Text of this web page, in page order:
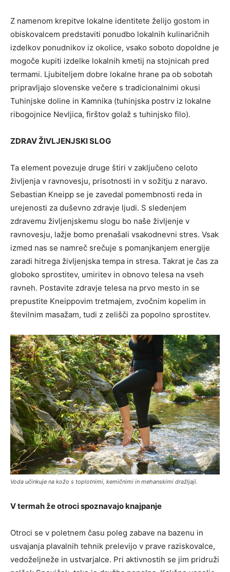
Z namenom krepitve lokalne identitete želijo gostom in
obiskovalcem predstaviti ponudbo lokalnih kulinaričnih
izdelkov ponudnikov iz okolice, vsako soboto dopoldne je
mogoče kupiti izdelke lokalnih kmetij na stojnicah pred
termami. Ljubiteljem dobre lokalne hrane pa ob sobotah
pripravljajo slovenske večere s tradicionalnimi okusi
Tuhinjske doline in Kamnika (tuhinjska postrv iz lokalne
ribogojnice Nevljica, firštov golaž s tuhinjsko filo).
ZDRAV ŽIVLJENJSKI SLOG
Ta element povezuje druge štiri v zaključeno celoto
življenja v ravnovesju, prisotnosti in v sožitju z naravo.
Sebastian Kneipp se je zavedal pomembnosti reda in
urejenosti za duševno zdravje ljudi. S sledenjem
zdravemu življenjskemu slogu bo naše življenje v
ravnovesju, lažje bomo prenašali vsakodnevni stres. Vsak
izmed nas se namreč srečuje s pomanjkanjem energije
zaradi hitrega življenjska tempa in stresa. Takrat je čas za
globoko sprostitev, umiritev in obnovo telesa na vseh
ravneh. Postavite zdravje telesa na prvo mesto in se
prepustite Kneippovim tretmajem, zvočnim kopelim in
številnim masažam, tudi z zelišči za popolno sprostitev.
Voda učinkuje na kožo s toplotnimi, kemičnimi in mehanskimi dražljaji.
V termah že otroci spoznavajo knajpanje
Otroci se v poletnem času poleg zabave na bazenu in
usvajanja plavalnih tehnik prelevijo v prave raziskovalce,
vedoželjneže in ustvarjalce. Pri aktivnostih se jim pridruži